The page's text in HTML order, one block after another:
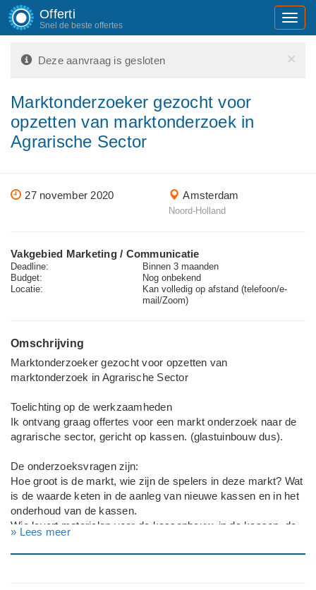
Offerti
Snel de beste offertes
×
Deze aanvraag is gesloten
Marktonderzoeker gezocht voor
opzetten van marktonderzoek in
Agrarische Sector
27 november 2020 Amsterdam
Noord-Holland
Vakgebied Marketing / Communicatie
Deadline:
Binnen 3 maanden
Budget:
Nog onbekend
Locatie:
Kan volledig op afstand (telefoon/e-
mail/Zoom)
Omschrijving
Marktonderzoeker gezocht voor opzetten van
marktonderzoek in Agrarische Sector
Toelichting op de werkzaamheden
Ik ontvang graag offertes voor een markt onderzoek naar de
agrarische sector, gericht op kassen. (glastuinbouw dus).
De onderzoeksvragen zijn:
Hoe groot is de markt, wie zijn de spelers in deze markt? Wat
is de waarde keten in de aanleg van nieuwe kassen en in het
onderhoud van de kassen.
Wie levert materialen voor de kassenbouw, in de kassen, de
Welke leverancier bieden dit aan? Is de markt verzadigd? Is
» Lees meer